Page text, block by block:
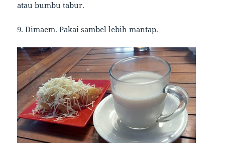
atau bumbu tabur.
9. Dimaem. Pakai sambel lebih mantap.